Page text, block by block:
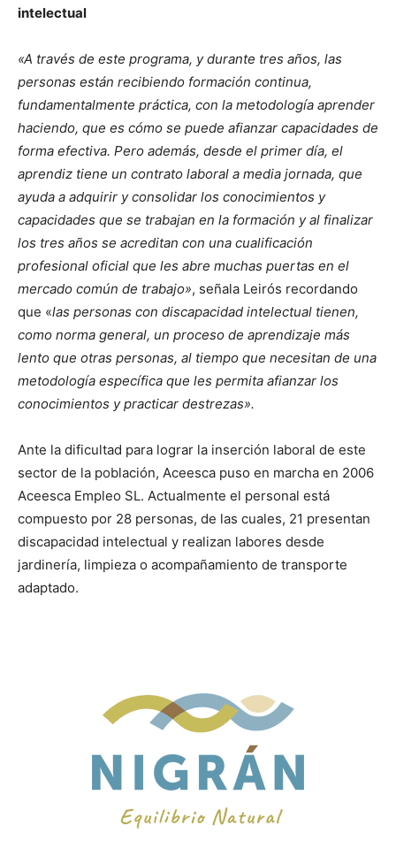
intelectual
«A través de este programa, y durante tres años, las
personas están recibiendo formación continua,
fundamentalmente práctica, con la metodología aprender
haciendo, que es cómo se puede afianzar capacidades de
forma efectiva. Pero además, desde el primer día, el
aprendiz tiene un contrato laboral a media jornada, que
ayuda a adquirir y consolidar los conocimientos y
capacidades que se trabajan en la formación y al finalizar
los tres años se acreditan con una cualificación
profesional oficial que les abre muchas puertas en el
mercado común de trabajo», señala Leirós recordando
que «las personas con discapacidad intelectual tienen,
como norma general, un proceso de aprendizaje más
lento que otras personas, al tiempo que necesitan de una
metodología específica que les permita afianzar los
conocimientos y practicar destrezas».
Ante la dificultad para lograr la inserción laboral de este
sector de la población, Aceesca puso en marcha en 2006
Aceesca Empleo SL. Actualmente el personal está
compuesto por 28 personas, de las cuales, 21 presentan
discapacidad intelectual y realizan labores desde
jardinería, limpieza o acompañamiento de transporte
adaptado.